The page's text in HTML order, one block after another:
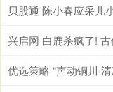
贝股通 陈小春应采儿
优选策略 “声动铜川·